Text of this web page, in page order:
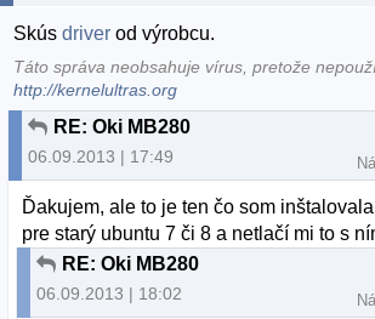
Skúsdriver od výrobcu.
Táto správa neobsahuje vírus, pretože
http://kernelultras.org
RE: Oki MB280
06.09.2013 | 17:49
Ďakujem, ale to je ten čo som
pre starý ubuntu 7 či 8 a netlačí mi to s
RE: Oki MB280
06.09.2013 | 18:02